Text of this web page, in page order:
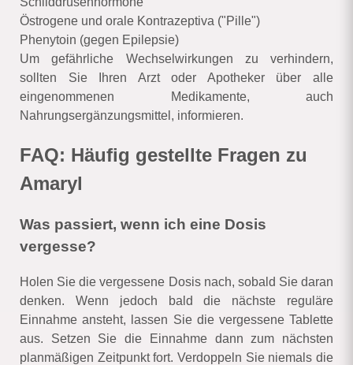
Östrogene und orale Kontrazeptiva ("Pille")
Phenytoin (gegen Epilepsie)
Um gefährliche Wechselwirkungen zu verhindern,
sollten Sie Ihren Arzt oder Apotheker über alle
eingenommenen Medikamente, auch
Nahrungsergänzungsmittel, informieren.
FAQ: Häufig gestellte Fragen zu
Amaryl
Was passiert, wenn ich eine Dosis
vergesse?
Holen Sie die vergessene Dosis nach, sobald Sie daran
denken. Wenn jedoch bald die nächste reguläre
Einnahme ansteht, lassen Sie die vergessene Tablette
aus. Setzen Sie die Einnahme dann zum nächsten
planmäßigen Zeitpunkt fort. Verdoppeln Sie niemals die